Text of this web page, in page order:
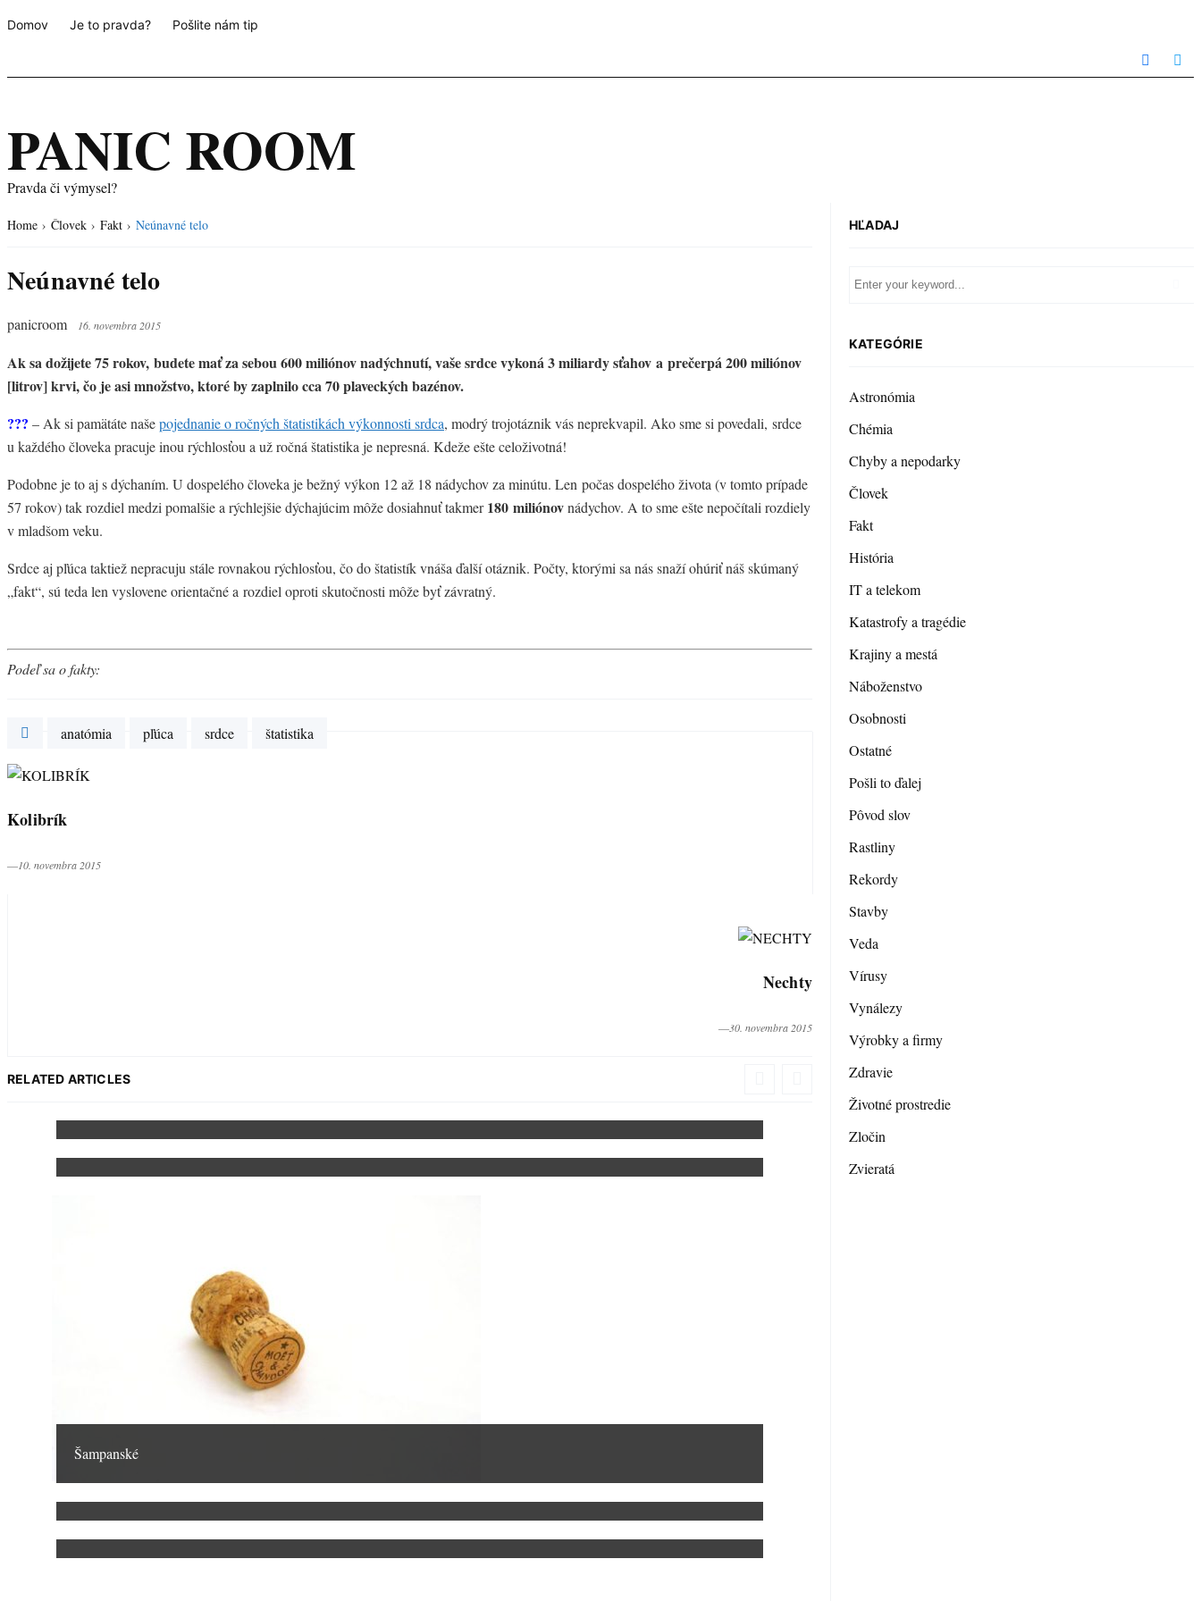
Domov Je to pravda? Pošlite nám tip
PANIC ROOM
Pravda či výmysel?
Home › Človek › Fakt › Neúnavné telo
Neúnavné telo
panicroom 16. novembra 2015
Ak sa dožijete 75 rokov, budete mať za sebou 600 miliónov nadýchnutí, vaše srdce vykoná 3 miliardy sťahov a prečerpá 200 miliónov
[litrov] krvi, čo je asi množstvo, ktoré by zaplnilo cca 70 plaveckých bazénov.
??? – Ak si pamätáte našepojednanie o ročných štatistikách výkonnosti srdca, modrý trojotáznik vás neprekvapil. Ako sme si povedali, srdce
u každého človeka pracuje inou rýchlosťou a už ročná štatistika je nepresná. Kdeže ešte celoživotná!
Podobne je to aj s dýchaním. U dospelého človeka je bežný výkon 12 až 18 nádychov za minútu. Len počas dospelého života (v tomto prípade
57 rokov) tak rozdiel medzi pomalšie a rýchlejšie dýchajúcim môže dosiahnuť takmer180 miliónovnádychov. A to sme ešte nepočítali rozdiely
v mladšom veku.
Srdce aj pľúca taktiež nepracuju stále rovnakou rýchlosťou, čo do štatistík vnáša ďalší otáznik. Počty, ktorými sa nás snaží ohúriť náš skúmaný
„fakt“, sú teda len vyslovene orientačné a rozdiel oproti skutočnosti môže byť závratný.
Podeľ sa o fakty:
anatómia pľúca srdce štatistika
Kolibrík
―10. novembra 2015
Nechty
―30. novembra 2015
RELATED ARTICLES
Šampanské
HĽADAJ
KATEGÓRIE
Astronómia
Chémia
Chyby a nepodarky
Človek
Fakt
História
IT a telekom
Katastrofy a tragédie
Krajiny a mestá
Náboženstvo
Osobnosti
Ostatné
Pošli to ďalej
Pôvod slov
Rastliny
Rekordy
Stavby
Veda
Vírusy
Vynálezy
Výrobky a firmy
Zdravie
Životné prostredie
Zločin
Zvieratá